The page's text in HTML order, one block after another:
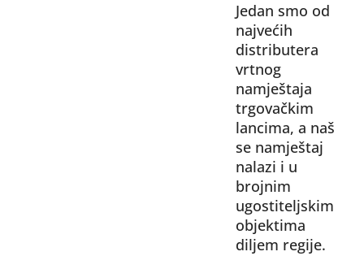
Jedan smo od
najvećih
distributera
vrtnog
namještaja
trgovačkim
lancima, a naš
se namještaj
nalazi i u
brojnim
ugostiteljskim
objektima
diljem regije.